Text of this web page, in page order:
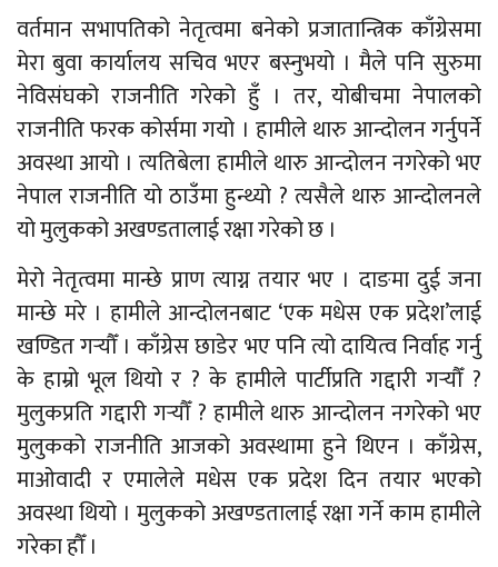
वर्तमान सभापतिको नेतृत्वमा बनेको प्रजातान्त्रिक काँग्रेसमा
मेरा बुवा कार्यालय सचिव भएर बस्नुभयो । मैले पनि सुरुमा
नेविसंघको राजनीति गरेको हुँ । तर, योबीचमा नेपालको
राजनीति फरक कोर्समा गयो । हामीले थारु आन्दोलन गर्नुपर्ने
अवस्था आयो । त्यतिबेला हामीले थारु आन्दोलन नगरेको भए
नेपाल राजनीति यो ठाउँमा हुन्थ्यो ? त्यसैले थारु आन्दोलनले
यो मुलुकको अखण्डतालाई रक्षा गरेको छ ।
मेरो नेतृत्वमा मान्छे प्राण त्याग्न तयार भए । दाङमा दुई जना
मान्छे मरे । हामीले आन्दोलनबाट ‘एक मधेस एक प्रदेश’लाई
खण्डित गर्‍यौँ । काँग्रेस छाडेर भए पनि त्यो दायित्व निर्वाह गर्नु
के हाम्रो भूल थियो र ? के हामीले पार्टीप्रति गद्दारी गर्‍यौँ ?
मुलुकप्रति गद्दारी गर्‍यौँ ? हामीले थारु आन्दोलन नगरेको भए
मुलुकको राजनीति आजको अवस्थामा हुने थिएन । काँग्रेस,
माओवादी र एमालेले मधेस एक प्रदेश दिन तयार भएको
अवस्था थियो । मुलुकको अखण्डतालाई रक्षा गर्ने काम हामीले
गरेका हौँ ।